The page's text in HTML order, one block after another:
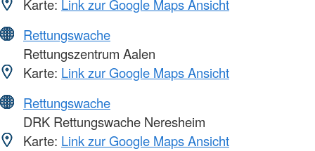
Karte: Link zur Google Maps Ansicht
Rettungswache
Rettungszentrum Aalen
Karte: Link zur Google Maps Ansicht
Rettungswache
DRK Rettungswache Neresheim
Karte: Link zur Google Maps Ansicht